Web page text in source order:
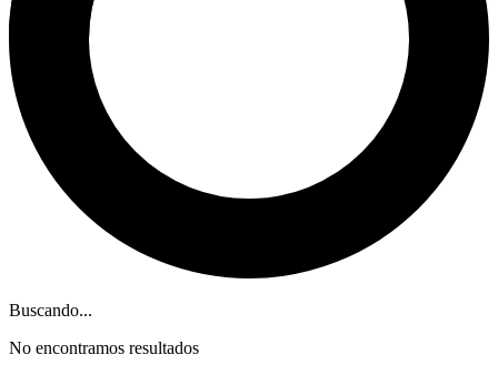
Buscando...
No encontramos resultados